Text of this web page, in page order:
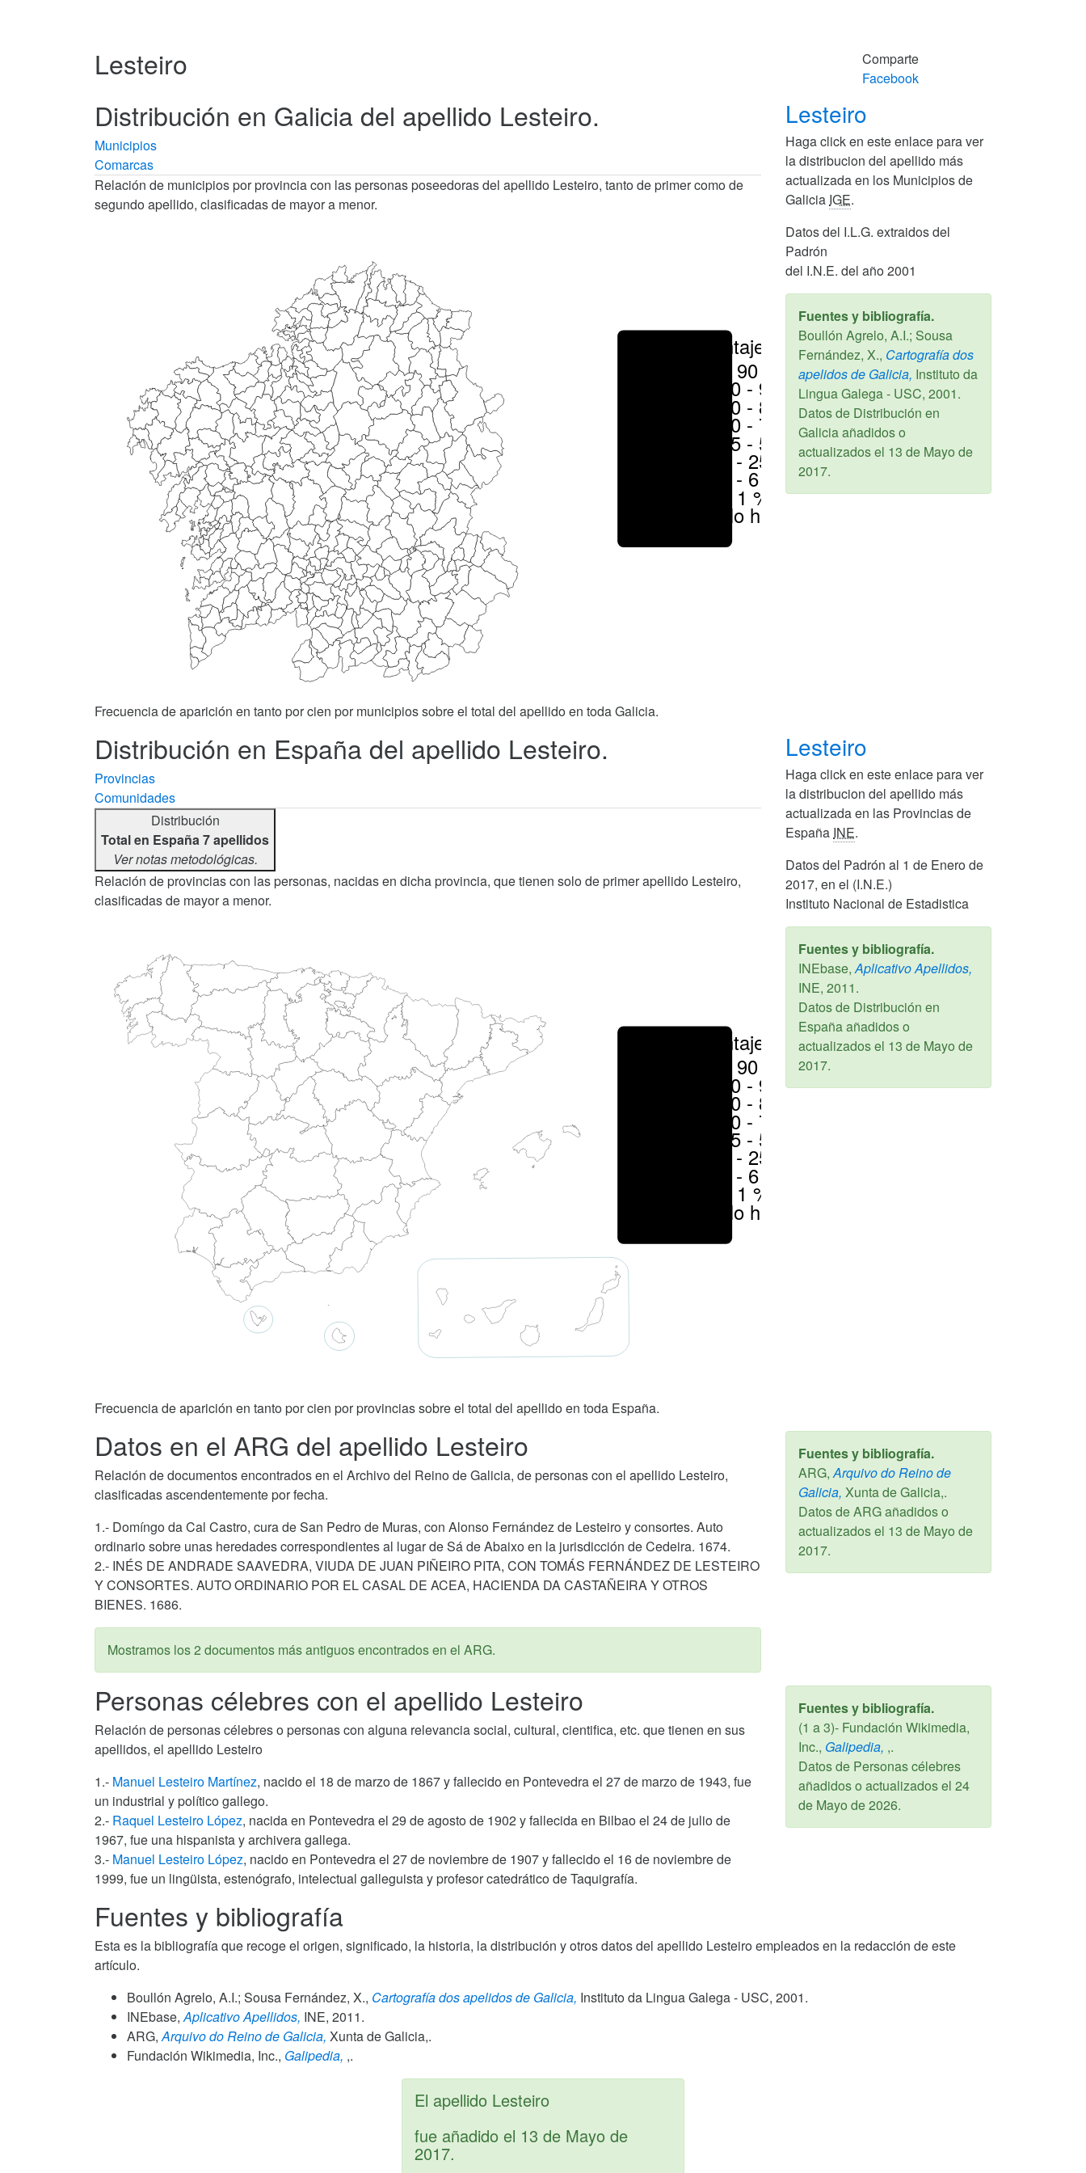
Lesteiro
Comparte
Facebook
Distribución en Galicia del apellido Lesteiro.
Municipios
Comarcas
Relación de municipios por provincia con las personas poseedoras del apellido Lesteiro, tanto de primer como de
segundo apellido, clasificadas de mayor a menor.
Porcentajes
> 90 %
80 - 90 %
70 - 80 %
50 - 70 %
25 - 50 %
6 - 25 %
1 - 6 %
< 1 %
No hay
Frecuencia de aparición en tanto por cien por municipios sobre el total del apellido en toda Galicia.
Lesteiro
Haga click en este enlace para ver
la distribucion del apellido más
actualizada en los Municipios de
Galicia IGE.
Datos del I.L.G. extraidos del
Padrón
del I.N.E. del año 2001
Fuentes y bibliografía.
Boullón Agrelo, A.I.; Sousa
Fernández, X., Cartografía dos
apelidos de Galicia, Instituto da
Lingua Galega - USC, 2001.
Datos de Distribución en
Galicia añadidos o
actualizados el 13 de Mayo de
2017.
Distribución en España del apellido Lesteiro.
Provincias
Comunidades
Distribución
Total en España 7 apellidos
Ver notas metodológicas.
Relación de provincias con las personas, nacidas en dicha provincia, que tienen solo de primer apellido Lesteiro,
clasificadas de mayor a menor.
Porcentajes
> 90 %
80 - 90 %
70 - 80 %
50 - 70 %
25 - 50 %
6 - 25 %
1 - 6 %
< 1 %
No hay
Frecuencia de aparición en tanto por cien por provincias sobre el total del apellido en toda España.
Lesteiro
Haga click en este enlace para ver
la distribucion del apellido más
actualizada en las Provincias de
España INE.
Datos del Padrón al 1 de Enero de
2017, en el (I.N.E.)
Instituto Nacional de Estadistica
Fuentes y bibliografía.
INEbase,Aplicativo Apellidos,
INE, 2011.
Datos de Distribución en
España añadidos o
actualizados el 13 de Mayo de
2017.
Datos en el ARG del apellido Lesteiro
Relación de documentos encontrados en el Archivo del Reino de Galicia, de personas con el apellido Lesteiro,
clasificadas ascendentemente por fecha.
1.- Domíngo da Cal Castro, cura de San Pedro de Muras, con Alonso Fernández de Lesteiro y consortes. Auto
ordinario sobre unas heredades correspondientes al lugar de Sá de Abaixo en la jurisdicción de Cedeira. 1674.
2.- INÉS DE ANDRADE SAAVEDRA, VIUDA DE JUAN PIÑEIRO PITA, CON TOMÁS FERNÁNDEZ DE LESTEIRO
Y CONSORTES. AUTO ORDINARIO POR EL CASAL DE ACEA, HACIENDA DA CASTAÑEIRA Y OTROS
BIENES. 1686.
Mostramos los 2 documentos más antiguos encontrados en el ARG.
Fuentes y bibliografía.
ARG,Arquivo do Reino de
Galicia, Xunta de Galicia,.
Datos de ARG añadidos o
actualizados el 13 de Mayo de
2017.
Personas célebres con el apellido Lesteiro
Relación de personas célebres o personas con alguna relevancia social, cultural, cientifica, etc. que tienen en sus
apellidos, el apellido Lesteiro
1.- Manuel Lesteiro Martínez, nacido el 18 de marzo de 1867 y fallecido en Pontevedra el 27 de marzo de 1943, fue
un industrial y político gallego.
2.- Raquel Lesteiro López, nacida en Pontevedra el 29 de agosto de 1902 y fallecida en Bilbao el 24 de julio de
1967, fue una hispanista y archivera gallega.
3.- Manuel Lesteiro López, nacido en Pontevedra el 27 de noviembre de 1907 y fallecido el 16 de noviembre de
1999, fue un lingüista, estenógrafo, intelectual galleguista y profesor catedrático de Taquigrafía.
Fuentes y bibliografía.
(1 a 3)- Fundación Wikimedia,
Inc., Galipedia, ,.
Datos de Personas célebres
añadidos o actualizados el 24
de Mayo de 2026.
Fuentes y bibliografía
Esta es la bibliografía que recoge el origen, significado, la historia, la distribución y otros datos del apellido Lesteiro empleados en la redacción de este
artículo.
Boullón Agrelo, A.I.; Sousa Fernández, X., Cartografía dos apelidos de Galicia, Instituto da Lingua Galega - USC, 2001.
INEbase,Aplicativo Apellidos, INE, 2011.
ARG,Arquivo do Reino de Galicia, Xunta de Galicia,.
Fundación Wikimedia, Inc., Galipedia, ,.
El apellido Lesteiro
fue añadido el 13 de Mayo de
2017.